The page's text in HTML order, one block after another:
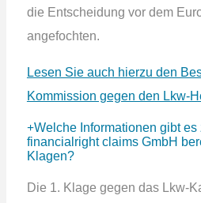
die Entscheidung vor dem
angefochten.
Lesen Sie auch hierzu den
Kommission gegen den Lkw-
Welche Informationen gibt
financialright claims GmbH
Klagen?
Die 1. Klage gegen das Lkw-